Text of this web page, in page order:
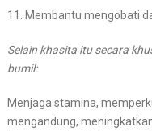
11. Membantu mengobati
Selain khasita itu secara
bumil:
Menjaga stamina,
mengandung,